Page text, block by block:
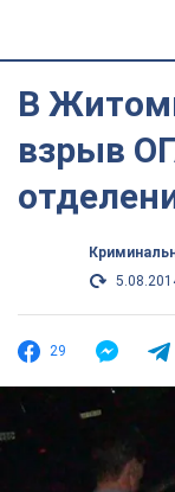
В
взрыв
29